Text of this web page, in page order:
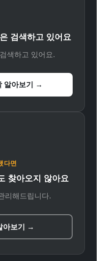
검색하고 있어요
색하고 있어요.
알아보기 →
다면
찾아오지 않아요
리해드립니다.
아보기 →